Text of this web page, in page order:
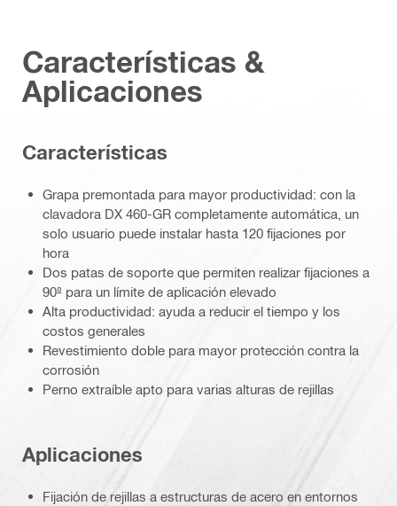
Características &
Aplicaciones
Caracterí­sticas
Grapa premontada para mayor productividad: con la
clavadora DX 460-GR completamente automática, un
solo usuario puede instalar hasta 120 fijaciones por
hora
Dos patas de soporte que permiten realizar fijaciones a
90º para un límite de aplicación elevado
Alta productividad: ayuda a reducir el tiempo y los
costos generales
Revestimiento doble para mayor protección contra la
corrosión
Perno extraíble apto para varias alturas de rejillas
Aplicaciones
Fijación de rejillas a estructuras de acero en entornos